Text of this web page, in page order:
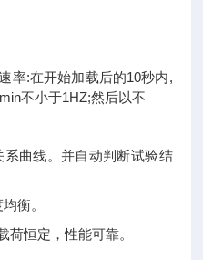
率:在开始加载后的10秒内,
不小于1HZ;然后以不
曲线。并自动判断试验结
衡。
荷恒定，性能可靠。